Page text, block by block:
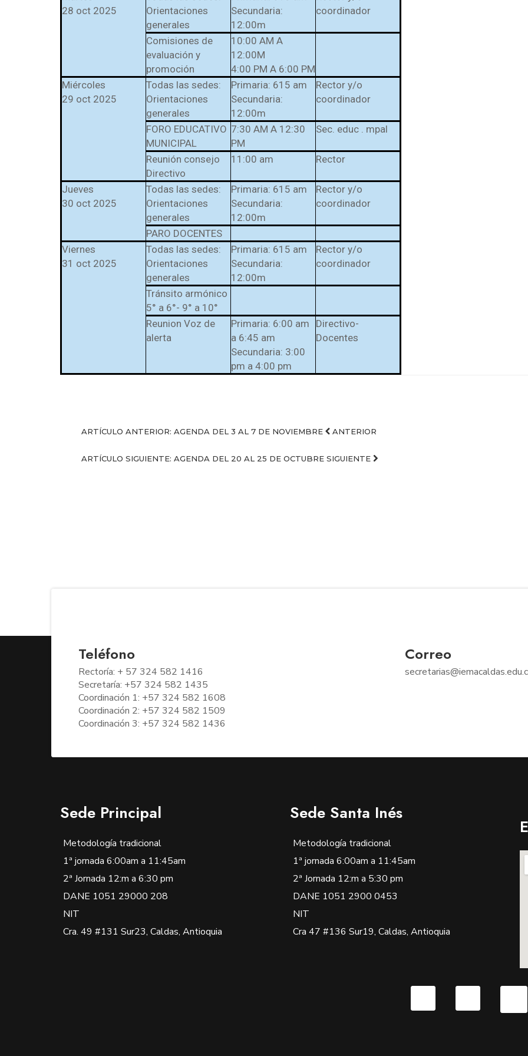
28 oct 2025
Orientaciones
generales
Secundaria:
12:00m
coordinador
Comisiones de
evaluación y
promoción
10:00 AM A
12:00M
4:00 PM A 6:00 PM
Miércoles
29 oct 2025
Todas las sedes:
Orientaciones
generales
Primaria: 615 am
Secundaria:
12:00m
Rector y/o
coordinador
FORO EDUCATIVO
MUNICIPAL
7:30 AM A 12:30
PM
Sec. educ . mpal
Reunión consejo
Directivo
11:00 am Rector
Jueves
30 oct 2025
Todas las sedes:
Orientaciones
generales
Primaria: 615 am
Secundaria:
12:00m
Rector y/o
coordinador
PARO DOCENTES
Viernes
31 oct 2025
Todas las sedes:
Orientaciones
generales
Primaria: 615 am
Secundaria:
12:00m
Rector y/o
coordinador
Tránsito armónico
5° a 6°- 9° a 10°
Reunion Voz de
alerta
Primaria: 6:00 am
a 6:45 am
Secundaria: 3:00
pm a 4:00 pm
Directivo-
Docentes
ARTÍCULO ANTERIOR: AGENDA DEL 3 AL 7 DE NOVIEMBRE ANTERIOR
ARTÍCULO SIGUIENTE: AGENDA DEL 20 AL 25 DE OCTUBRE SIGUIENTE
Teléfono
Rectoría: + 57 324 582 1416
Secretaría: +57 324 582 1435
Coordinación 1: +57 324 582 1608
Coordinación 2: +57 324 582 1509
Coordinación 3: +57 324 582 1436
Correo
Sede Principal
Metodología tradicional
1ª jornada 6:00am a 11:45am
2ª Jornada 12:m a 6:30 pm
DANE 1051 29000 208
NIT
Cra. 49 #131 Sur23, Caldas, Antioquia
Sede Santa Inés
Metodología tradicional
1ª jornada 6:00am a 11:45am
2ª Jornada 12:m a 5:30 pm
DANE 1051 2900 0453
NIT
Cra 47 #136 Sur19, Caldas, Antioquia